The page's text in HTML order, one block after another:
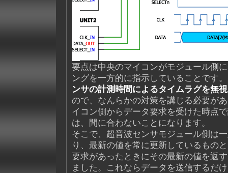
要点は中央のマイコンがモジュール側
ングを一方的に指示していることです
ンサの計測時間によるタイムラグを無
ので、なんらかの対策を講じる必要が
イコン側からデータ要求を受けた時点
は、間に合わないことになります。
そこで、超音波センサモジュール側は
り、最新の値を常に更新しているもの
要求があったときにその最新の値を返
ました。これならデータを送信するだ